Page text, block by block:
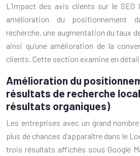
L’impact des avis clients sur le
amélioration du positionnement
recherche, une augmentation du taux
ainsi qu’une amélioration de la
clients. Cette section examine en
Amélioration du
résultats de recherche
résultats organiques)
Les entreprises avec un grand
plus de chances d’apparaître dans le
trois résultats affichés sous Google